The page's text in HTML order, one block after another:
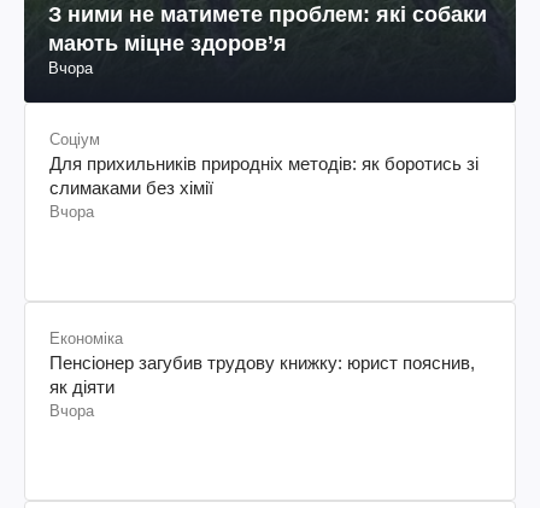
З ними не матимете проблем: які собаки
мають міцне здоров’я
Вчора
Соціум
Для прихильників природніх методів: як боротись зі
слимаками без хімії
Вчора
Економіка
Пенсіонер загубив трудову книжку: юрист пояснив,
як діяти
Вчора